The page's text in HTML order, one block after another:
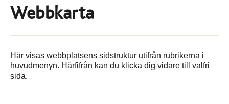
Webbkarta
Här visas webbplatsens sidstruktur utifrån rubrikerna i
huvudmenyn. Härfifrån kan du klicka dig vidare till valfri
sida.